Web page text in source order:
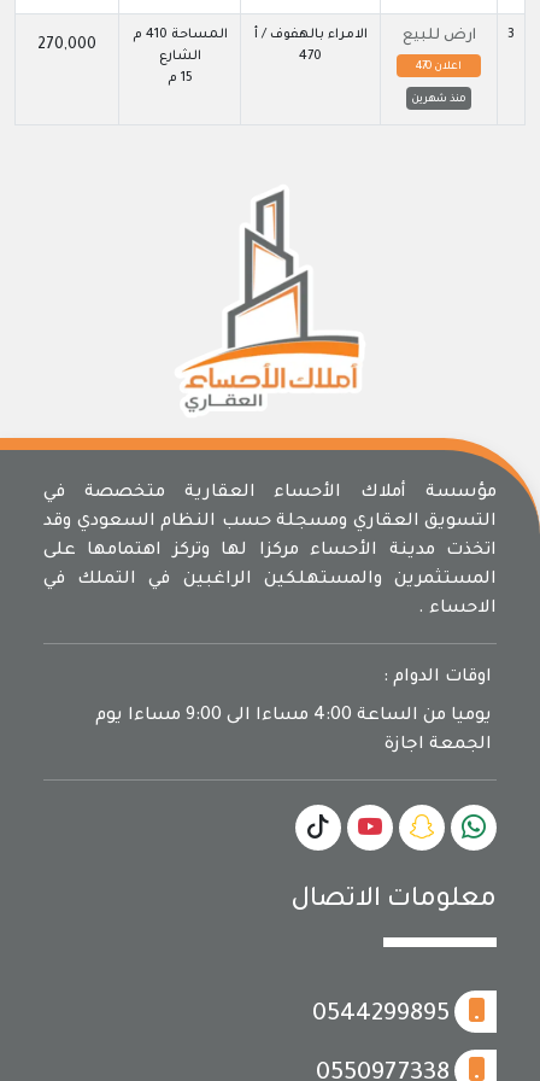
3 ارض للبيع
اعلان 470
منذ شهرين
الامراء بالهفوف / أ
470
المساحة 410 م
الشارع
15 م
270,000
مؤسسة أملاك الأحساء العقارية متخصصة في
التسويق العقاري ومسجلة حسب النظام السعودي وقد
اتخذت مدينة الأحساء مركزا لها وتركز اهتمامها على
المستثمرين والمستهلكين الراغبين في التملك في
الاحساء .
اوقات الدوام :
يوميا من الساعة 4:00 مساءا الى 9:00 مساءا يوم
الجمعة اجازة
معلومات الاتصال
0544299895
0550977338